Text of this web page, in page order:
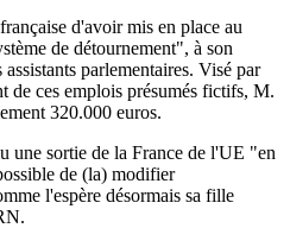
d'avoir mis en place au
de détournement", à son
parlementaires. Visé par
de ces emplois présumés fictifs, M.
320.000 euros.
une sortie de la France de l'UE "en
de (la) modifier
l'espère désormais sa fille